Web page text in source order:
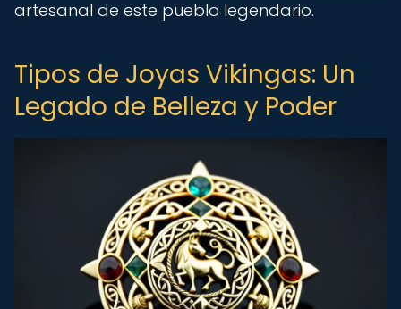
artesanal de este pueblo legendario.
Tipos de Joyas Vikingas: Un
Legado de Belleza y Poder